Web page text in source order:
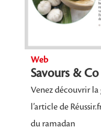
Web
Savours &
Venez découvrir
l’article de
du ramadan